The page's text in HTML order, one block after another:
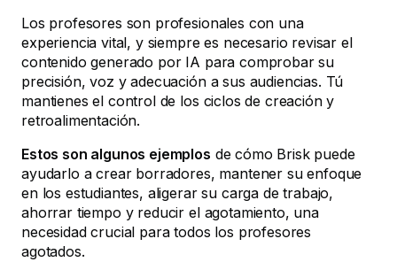
Los profesores son profesionales con una
experiencia vital, y siempre es necesario revisar el
contenido generado por IA para comprobar su
precisión, voz y adecuación a sus audiencias. Tú
mantienes el control de los ciclos de creación y
retroalimentación.
Estos son algunos ejemplos de cómo Brisk puede
ayudarlo a crear borradores, mantener su enfoque
en los estudiantes, aligerar su carga de trabajo,
ahorrar tiempo y reducir el agotamiento, una
necesidad crucial para todos los profesores
agotados.